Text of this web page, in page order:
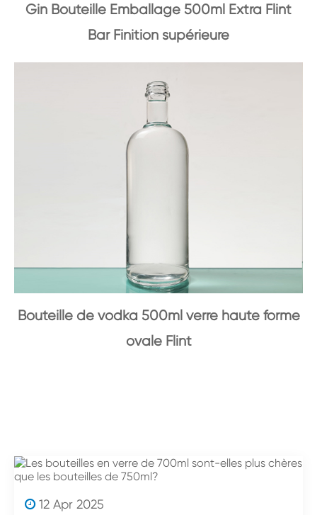
Gin Bouteille Emballage 500ml Extra Flint
Bar Finition supérieure
Bouteille de vodka 500ml verre haute forme
ovale Flint
12 Apr 2025